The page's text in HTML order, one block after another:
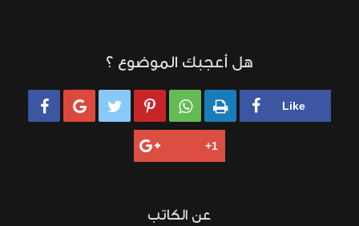
هل أعجبك الموضوع ؟
     
عن الكاتب